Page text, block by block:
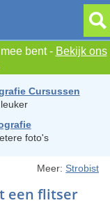
bent - Bekijk ons
Cursussen
foto's
Meer: Strobist
een flitser